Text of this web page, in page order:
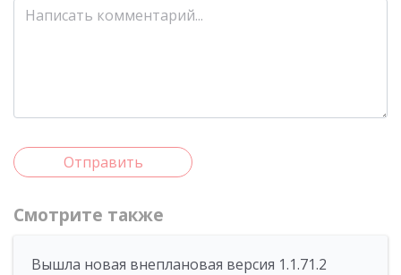
Отправить
Смотрите также
Вышла новая внеплановая версия 1.1.71.2